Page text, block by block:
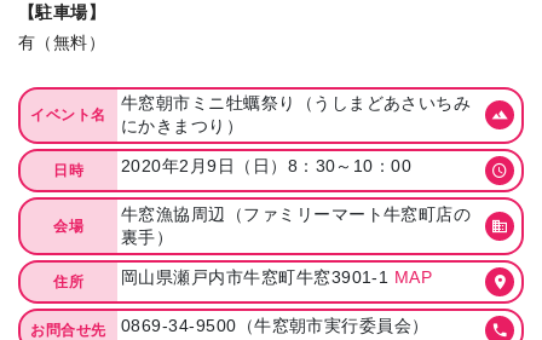
【駐車場】
有（無料）
イベント名
牛窓朝市ミニ牡蠣祭り（うしまどあさいちみ
にかきまつり）
日時 2020年2月9日（日）8：30～10：00
会場
牛窓漁協周辺（ファミリーマート牛窓町店の
裏手）
住所 岡山県瀬戸内市牛窓町牛窓3901-1 MAP
お問合せ先 0869-34-9500（牛窓朝市実行委員会）